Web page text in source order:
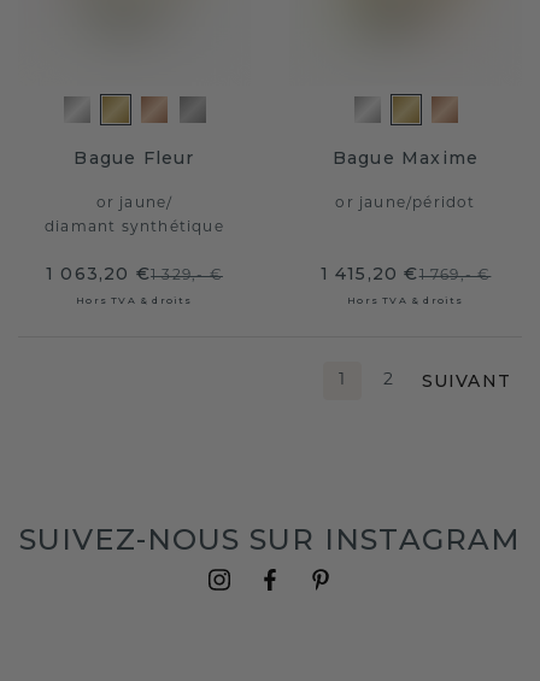
Bague Fleur
or jaune/
diamant synthétique
1 063,20 €1 329,- €
Hors TVA & droits
Bague Maxime
or jaune/péridot
1 415,20 €1 769,- €
Hors TVA & droits
1 2 SUIVANT
SUIVEZ-NOUS SUR INSTAGRAM